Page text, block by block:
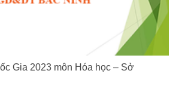
Gia 2023 môn Hóa học – Sở